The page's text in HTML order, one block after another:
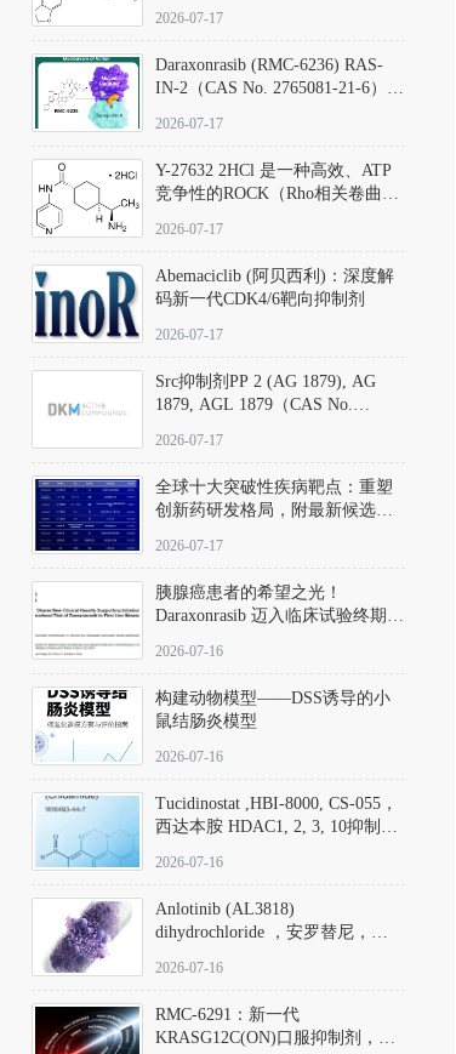
D801067）
2026-07-17
Daraxonrasib (RMC-6236) RAS-
IN-2（CAS No. 2765081-21-6）：
向KRAS/NRAS/HRAS的广谱RAS
2026-07-17
Y-27632 2HCl 是一种高效、ATP
竞争性的ROCK（Rho相关卷曲螺
同等抑制ROCK1与ROCK2；其通
过精准嵌入激酶的ATP结合位点
发挥抑制作用，对ROCK1和
ROCK2的解离常数（Ki）分别为
140 nM和300 nM；在众多丝氨酸/
中，其靶向ROCK的选择性超过
200倍，凸显出优异的分子特异
2026-07-17
Abemaciclib (阿贝西利)：深度解
码新一代CDK4/6靶向抑制剂
2026-07-17
Src抑制剂PP 2 (AG 1879), AG
1879, AGL 1879（CAS No.
应用指南
2026-07-17
全球十大突破性疾病靶点：重塑
创新药研发格局，附最新候选分
2026-07-17
胰腺癌患者的希望之光！
Daraxonrasib 迈入临床试验终期阶
2026-07-16
构建动物模型——DSS诱导的小
鼠结肠炎模型
2026-07-16
Tucidinostat ,HBI-8000, CS-055，
西达本胺 HDAC1, 2, 3, 10抑制剂
D808567) - DKM活性分子
2026-07-16
Anlotinib (AL3818)
dihydrochloride ，安罗替尼，
Hydrochloride实验方法步骤SOP
2026-07-16
RMC-6291：新一代
KRASG12C(ON)口服抑制剂，